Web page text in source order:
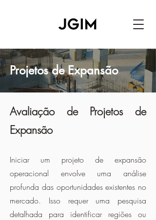
Projetos de Expansão
Avaliação de Projetos de
Expansão
Iniciar um projeto de expansão
operacional envolve uma análise
profunda das oportunidades existentes no
mercado. Isso requer uma pesquisa
detalhada para identificar regiões ou